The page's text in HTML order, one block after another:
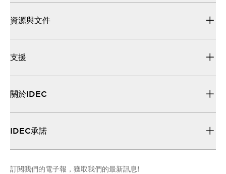
資源與文件
支援
關於IDEC
IDEC承諾
訂閱我們的電子報，獲取我們的最新訊息!